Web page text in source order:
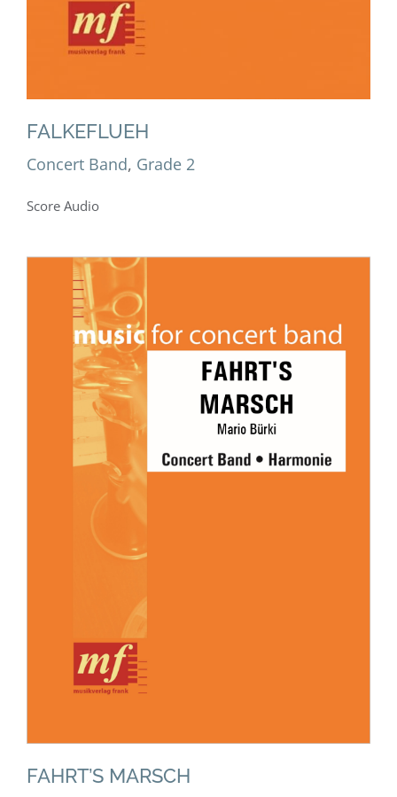
FALKEFLUEH
Concert Band, Grade 2
Score Audio
Concert Band
FAHRT’S MARSCH